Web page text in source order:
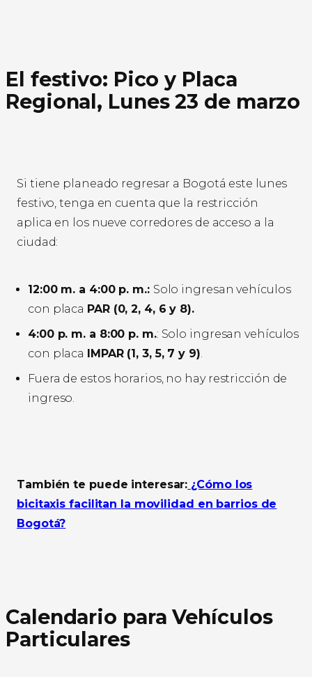
El festivo: Pico y Placa
Regional, Lunes 23 de marzo
Si tiene planeado regresar a Bogotá este lunes
festivo, tenga en cuenta que la restricción
aplica en los nueve corredores de acceso a la
ciudad:
12:00 m. a 4:00 p. m.: Solo ingresan vehículos
con placa PAR (0, 2, 4, 6 y 8).
4:00 p. m. a 8:00 p. m.: Solo ingresan vehículos
con placa
IMPAR (1, 3, 5, 7 y 9).
Fuera de estos horarios, no hay restricción de
ingreso.
También te puede interesar: ¿Cómo los
bicitaxis facilitan la movilidad en barrios de
Bogotá?
Calendario para Vehículos
Particulares